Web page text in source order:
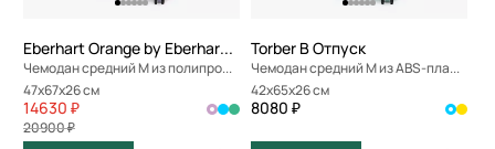
Eberhart Orange by Eberhart Weekend
Чемодан средний M из полипропилена
47x67x26 см
14630 ₽
20900 ₽
Torber В Отпуск
Чемодан средний M из ABS-пластика
42x65x26 см
8080 ₽